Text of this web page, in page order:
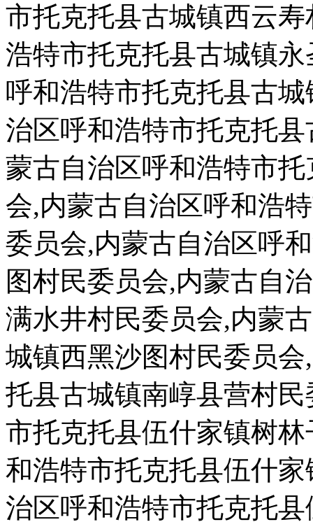
市托克托县古城镇西云
浩特市托克托县古城镇
呼和浩特市托克托县古
治区呼和浩特市托克托
蒙古自治区呼和浩特市
会,内蒙古自治区呼和浩
委员会,内蒙古自治区呼
图村民委员会,内蒙古自
满水井村民委员会,内蒙
城镇西黑沙图村民委员
托县古城镇南崞县营村
市托克托县伍什家镇树
和浩特市托克托县伍什
治区呼和浩特市托克托